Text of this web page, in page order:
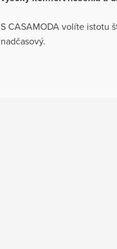
S CASAMODA volíte istotu
nadčasový.